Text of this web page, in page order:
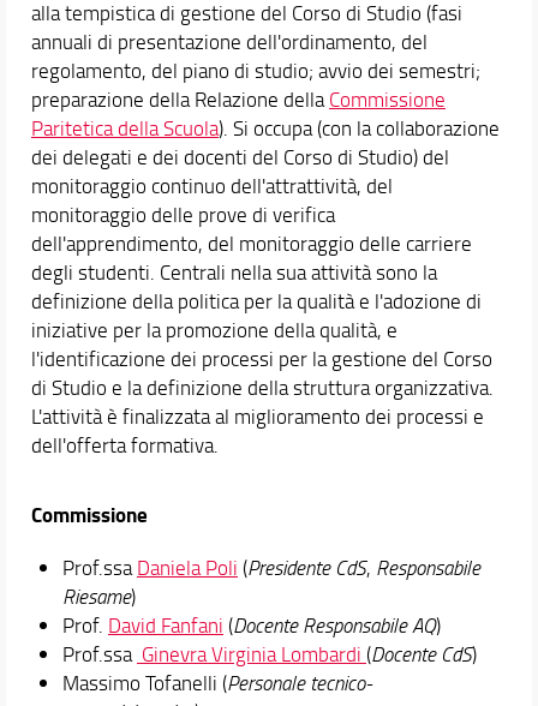
Segnalazioni e reclami
Didattica
Docenti
Orario e calendari
alla tempistica di gestione del Corso di Studio (fasi
annuali di presentazione dell'ordinamento, del
regolamento, del piano di studio; avvio dei semestri;
preparazione della Relazione dellaCommissione
Paritetica della Scuola). Si occupa (con la collaborazione
dei delegati e dei docenti del Corso di Studio) del
monitoraggio continuo dell'attrattività, del
monitoraggio delle prove di verifica
dell'apprendimento, del monitoraggio delle carriere
degli studenti. Centrali nella sua attività sono la
definizione della politica per la qualità e l'adozione di
iniziative per la promozione della qualità, e
l'identificazione dei processi per la gestione del Corso
di Studio e la definizione della struttura organizzativa.
L'attività è finalizzata al miglioramento dei processi e
dell'offerta formativa.
Commissione
Prof.ssaDaniela Poli (Presidente CdS, Responsabile
Riesame)
Prof. David Fanfani (Docente Responsabile AQ)
Prof.ssa Ginevra Virginia Lombardi (Docente CdS)
Massimo Tofanelli (Personale tecnico-